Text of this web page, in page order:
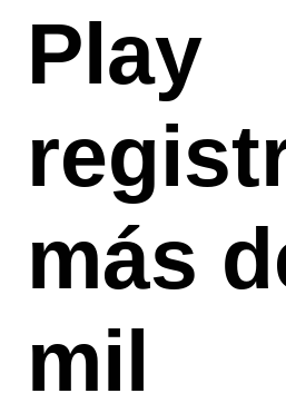
Play
más
mil